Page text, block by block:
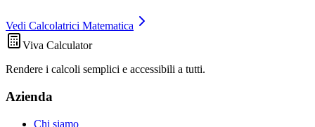
Vedi Calcolatrici Matematica
Viva Calculator
Rendere i calcoli semplici e accessibili a tutti.
Azienda
Chi siamo